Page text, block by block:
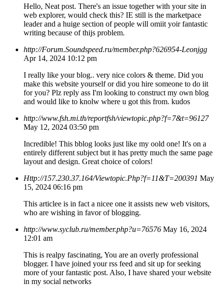
Hello, Neat post. There's an issue together with your site in
web explorer, would check this? IE still is the marketpace
leader and a huige section of people will omiit yoir fantastic
writing because of thijs problem.
http://Forum.Soundspeed.ru/member.php?626954-Leonjgg
Apr 14, 2024 10:12 pm
I really like your blog.. very nice colors & theme. Did you
make this website yourself or did you hire someone to do iit
for you? Plz reply ass I'm looking to construct my own blog
and would like to knolw where u got this from. kudos
http://www.fsh.mi.th/reportfsh/viewtopic.php?f=7&t=96127
May 12, 2024 03:50 pm
Incredible! This bblog looks just like my oold one! It's on a
entirely different subject but it has pretty much the same page
layout and design. Great choice of colors!
Http://157.230.37.164/Viewtopic.Php?f=11&T=200391 May
15, 2024 06:16 pm
This articlee is in fact a nicee one it assists new web visitors,
who are wishing in favor of blogging.
http://www.syclub.ru/member.php?u=76576 May 16, 2024
12:01 am
This is realpy fascinating, You are an overly professional
blogger. I have joined your rss feed and sit up for seeking
more of your fantastic post. Also, I have shared your website
in my social networks